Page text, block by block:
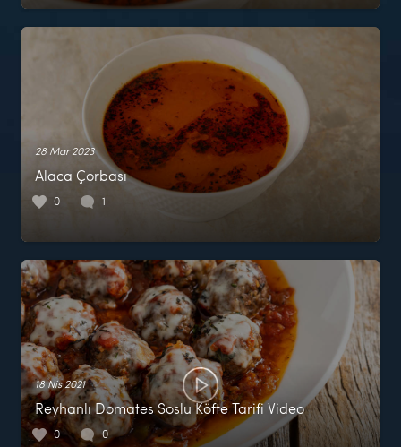
28 Mar 2023
Alaca Çorbası
0 1
18 Nis 2021
Reyhanlı Domates Soslu Köfte Tarifi Video
0 0